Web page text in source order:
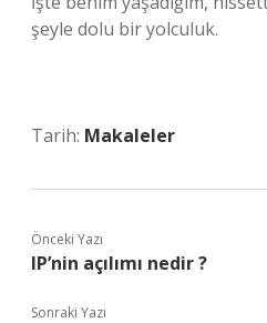
şeyle dolu bir yolculuk.
Tarih: Makaleler
Önceki Yazı
IP’nin açılımı nedir ?
Sonraki Yazı